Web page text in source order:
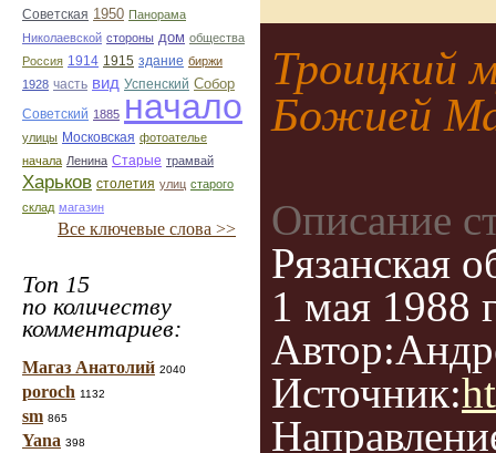
Советская 1950 Панорама
Николаевской стороны дом общества
Россия 1914 1915 здание биржи
1928 часть вид Успенский Собор
Советский 1885 начало
улицы Московская фотоателье
начала Ленина Старые трамвай
Харьков столетия улиц старого
склад магазин
Все ключевые слова >>
Топ 15
по количеству
комментариев:
Магаз Анатолий 2040
poroch 1132
sm 865
Yana 398
Троицкий
Божией
Описание
Рязанская
1 мая 1988
Источник: